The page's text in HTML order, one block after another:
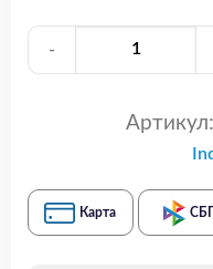
-
Артикул:
Карта СБП